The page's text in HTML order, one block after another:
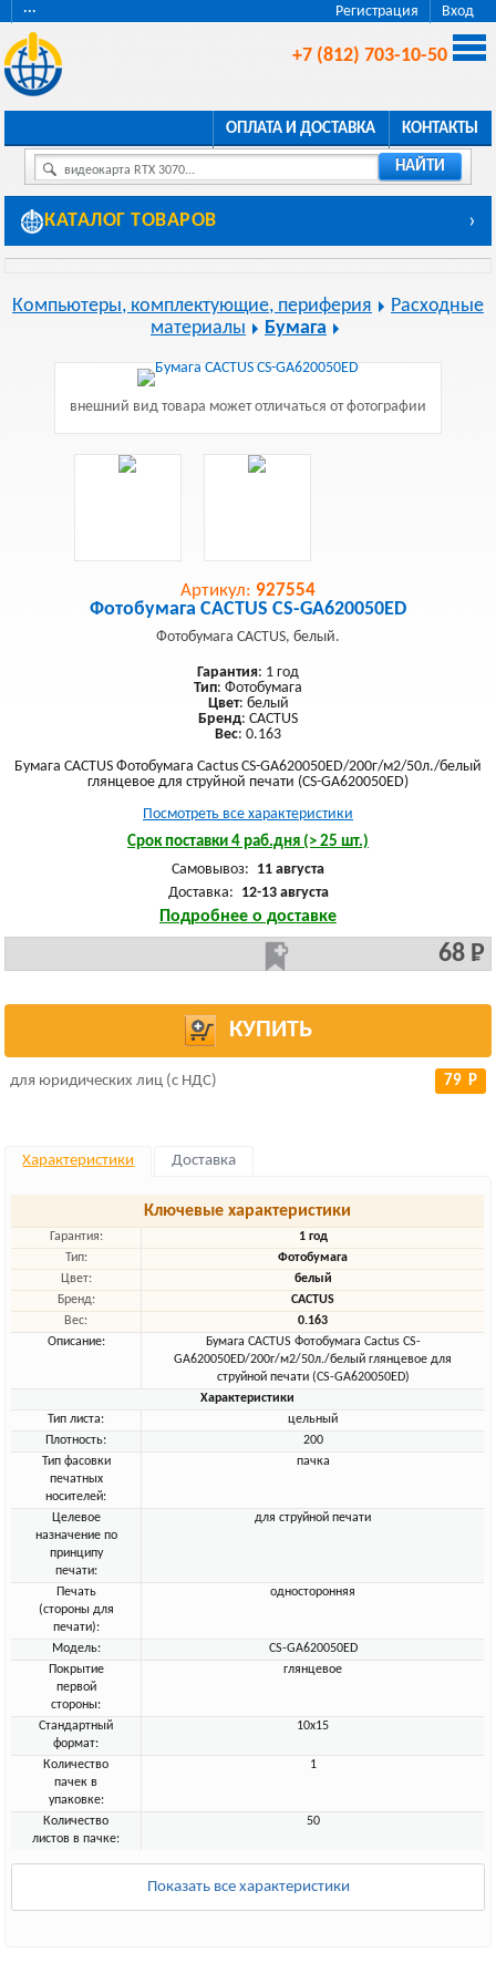
Регистрация Вход
···
+7 (812) 703-10-50
ОПЛАТА И ДОСТАВКА КОНТАКТЫ
видеокарта RTX 3070... НАЙТИ
КАТАЛОГ ТОВАРОВ ›
Компьютеры, комплектующие, периферия
Расходные
материалы
Бумага
внешний вид товара может отличаться от фотографии
Артикул: 927554
Фотобумага CACTUS CS-GA620050ED
Фотобумага CACTUS, белый.
Гарантия: 1 год
Тип: Фотобумага
Цвет: белый
Бренд: CACTUS
Вес: 0.163
Бумага CACTUS Фотобумага Cactus CS-GA620050ED/200г/м2/50л./белый
глянцевое для струйной печати (CS-GA620050ED)
Посмотреть все характеристики
Срок поставки 4 раб.дня (> 25 шт.)
Самовывоз: 11 августа
Доставка: 12-13 августа
Подробнее о доставке
68 Р
КУПИТЬ
для юридических лиц (с НДС) 79 Р
Характеристики Доставка
Ключевые характеристики
Гарантия:
1 год
Тип:
Фотобумага
Цвет:
белый
Бренд:
CACTUS
Вес:
0.163
Описание:
Бумага CACTUS Фотобумага Cactus CS-
GA620050ED/200г/м2/50л./белый глянцевое для
струйной печати (CS-GA620050ED)
Характеристики
Тип листа:
цельный
Плотность:
200
Тип фасовки
печатных
носителей:
пачка
Целевое
назначение по
принципу
печати:
для струйной печати
Печать
(стороны для
печати):
односторонняя
Модель:
CS-GA620050ED
Покрытие
первой
стороны:
глянцевое
Стандартный
формат:
10x15
Количество
пачек в
упаковке:
1
Количество
листов в пачке:
50
Показать все характеристики